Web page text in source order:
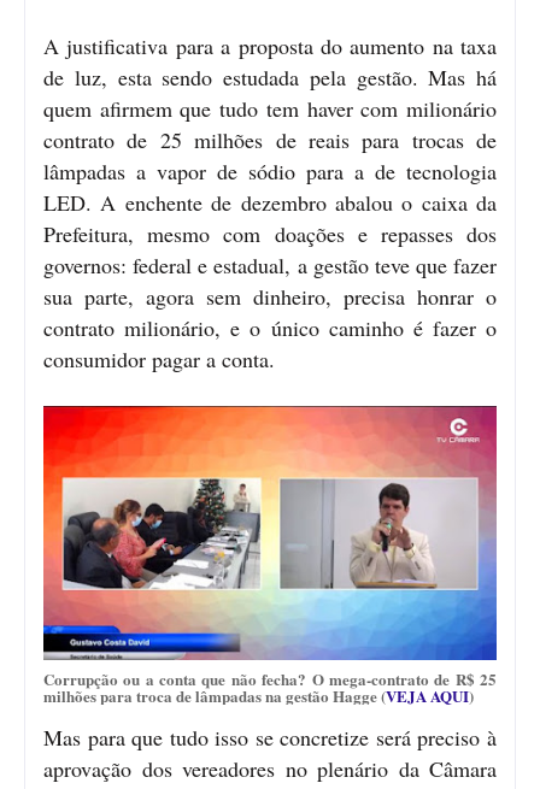
A justificativa para a proposta do aumento na taxa
de luz, esta sendo estudada pela gestão. Mas há
quem afirmem que tudo tem haver com milionário
contrato de 25 milhões de reais para trocas de
lâmpadas a vapor de sódio para a de tecnologia
LED. A enchente de dezembro abalou o caixa da
Prefeitura, mesmo com doações e repasses dos
governos: federal e estadual, a gestão teve que fazer
sua parte, agora sem dinheiro, precisa honrar o
contrato milionário, e o único caminho é fazer o
consumidor pagar a conta.
Corrupção ou a conta que não fecha? O mega-contrato de R$ 25
milhões para troca de lâmpadas na gestão Hagge (VEJA AQUI)
Mas para que tudo isso se concretize será preciso à
aprovação dos vereadores no plenário da Câmara